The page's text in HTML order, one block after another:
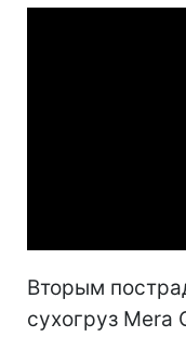
Вторым
сухогруз Mera